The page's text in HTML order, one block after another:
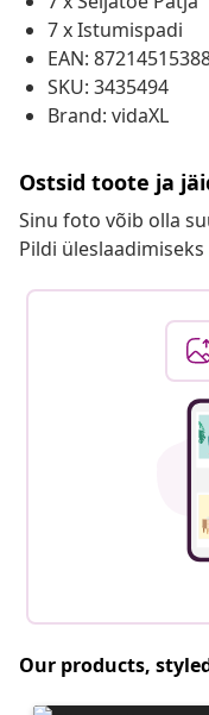
7 x Istumispadi
EAN:
SKU: 3435494
Brand: vidaXL
Ostsid toote ja
Sinu foto võib olla
Pildi
Our products,